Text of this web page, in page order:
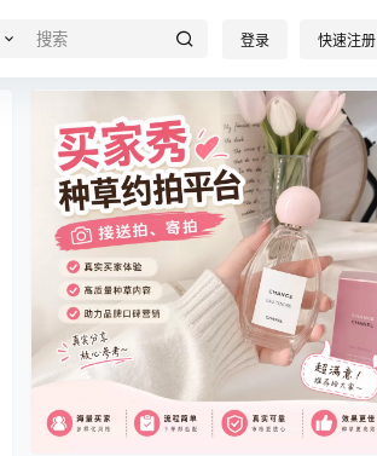
登录 快速注册